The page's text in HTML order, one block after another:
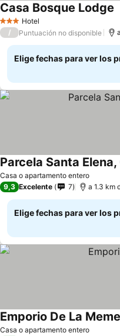
3 Estrellas
Hotel
Casa Bosque Lodge
/ Puntuación no disponible
Elige fechas para ver los
Casa o apartamento entero
Parcela Santa
9,3 Excelente 7 a 1.3 km
Elige fechas para ver los
Casa o apartamento entero
Emporio De La Meme